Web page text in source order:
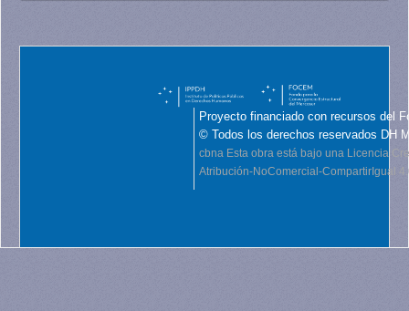
Proyecto financiado con recursos del
© Todos los derechos reservados DH
cbna Esta obra está bajo una Licencia
Atribución-NoComercial-CompartirIgual